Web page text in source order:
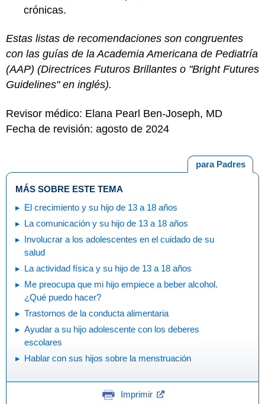
crónicas.
Estas listas de recomendaciones son congruentes
con las guías de la Academia Americana de Pediatría
(AAP) (Directrices Futuros Brillantes o "Bright Futures
Guidelines" en inglés).
Revisor médico: Elana Pearl Ben-Joseph, MD
Fecha de revisión: agosto de 2024
para Padres
MÁS SOBRE ESTE TEMA
El crecimiento y su hijo de 13 a 18 años
La comunicación y su hijo de 13 a 18 años
Involucrar a los adolescentes en el cuidado de su
salud
La actividad física y su hijo de 13 a 18 años
Me preocupa que mi hijo empiece a beber alcohol.
¿Qué puedo hacer?
Trastornos de la conducta alimentaria
Ayudar a su hijo adolescente con los deberes
escolares
Hablar con sus hijos sobre la menstruación
Imprimir